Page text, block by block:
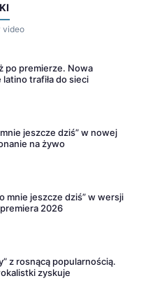
video
po premierze. Nowa
trafiła do sieci
jeszcze dziś” w nowej
na żywo
mnie jeszcze dziś” w wersji
2026
z rosnącą popularnością.
zyskuje